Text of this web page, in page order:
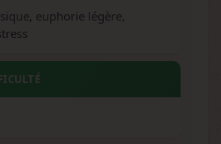
euphorie légère,